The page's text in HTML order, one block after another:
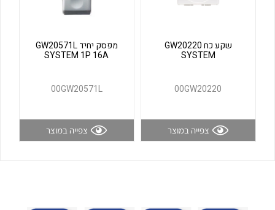
לכל מוצרי היצרן לכל מוצרי היצרן
שקע כח GW20220
SYSTEM
00GW20220
צפייה במוצר
מפסק יחיד GW20571L
SYSTEM 1P 16A
00GW20571L
צפייה במוצר